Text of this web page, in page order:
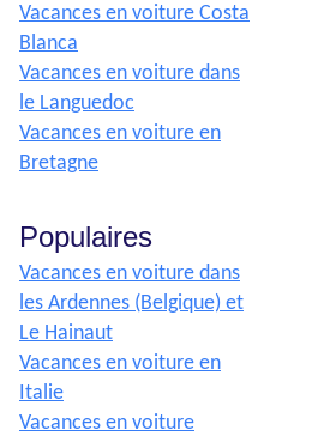
Vacances en voiture Costa
Blanca
Vacances en voiture dans
le Languedoc
Vacances en voiture en
Bretagne
Populaires
Vacances en voiture dans
les Ardennes (Belgique) et
Le Hainaut
Vacances en voiture en
Italie
Vacances en voiture